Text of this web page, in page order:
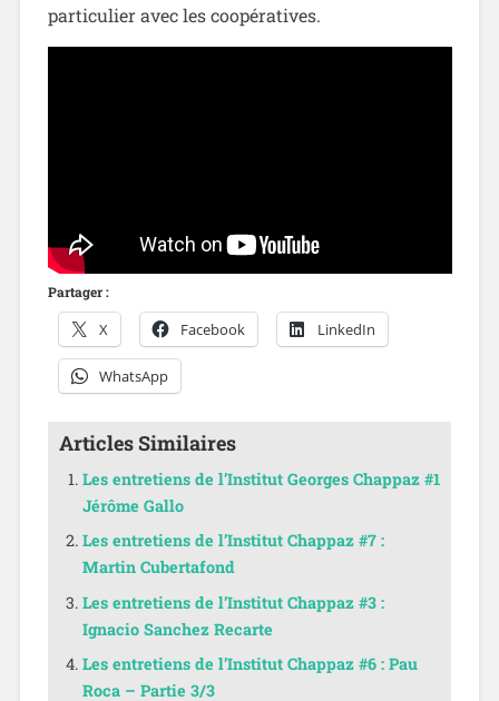
particulier avec les coopératives.
Partager :
X Facebook LinkedIn
WhatsApp
Articles Similaires
Les entretiens de l’Institut Georges Chappaz #1
Jérôme Gallo
Les entretiens de l’Institut Chappaz #7 :
Martin Cubertafond
Les entretiens de l’Institut Chappaz #3 :
Ignacio Sanchez Recarte
Les entretiens de l’Institut Chappaz #6 : Pau
Roca – Partie 3/3